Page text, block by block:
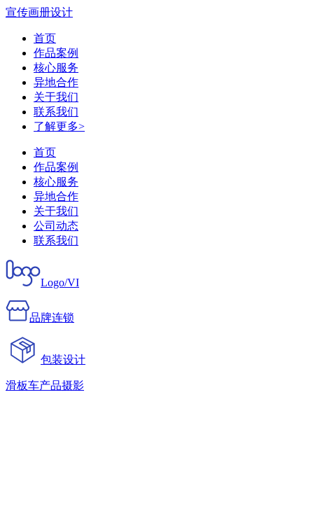
宣传画册设计
首页
作品案例
核心服务
异地合作
关于我们
联系我们
了解更多>
首页
作品案例
核心服务
异地合作
关于我们
公司动态
联系我们
Logo/VI
品牌连锁
包装设计
滑板车产品摄影